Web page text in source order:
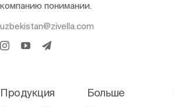
компанию понимании.
uzbekistan@zivella.com
Продукция Больше